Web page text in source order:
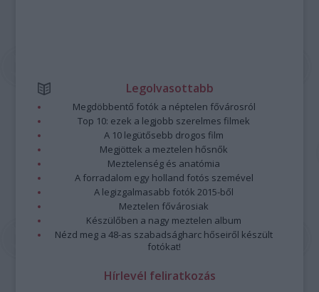
Legolvasottabb
Megdöbbentő fotók a néptelen fővárosról
Top 10: ezek a legjobb szerelmes filmek
A 10 legütősebb drogos film
Megjöttek a meztelen hősnők
Meztelenség és anatómia
A forradalom egy holland fotós szemével
A legizgalmasabb fotók 2015-ből
Meztelen fővárosiak
Készülőben a nagy meztelen album
Nézd meg a 48-as szabadságharc hőseiről készült
fotókat!
Hírlevél feliratkozás